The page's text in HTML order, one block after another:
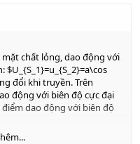
mặt chất lỏng, dao động với
đổi khi truyền. Trên
động với biên độ cực đại
điểm dao động với biên độ